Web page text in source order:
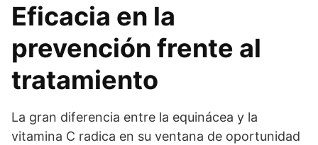
Eficacia en la
prevención frente al
tratamiento
La gran diferencia entre la equinácea y la
vitamina C radica en su ventana de oportunidad